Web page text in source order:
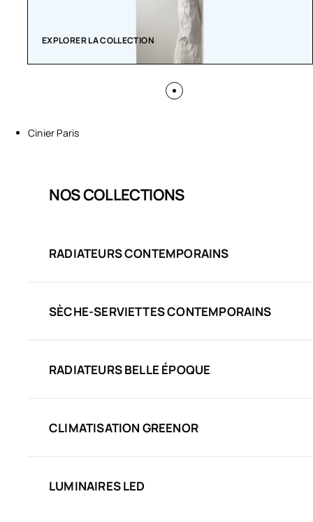
EXPLORER LA COLLECTION
Cinier Paris
NOS COLLECTIONS
RADIATEURS CONTEMPORAINS
SÈCHE-SERVIETTES CONTEMPORAINS
RADIATEURS BELLE ÉPOQUE
CLIMATISATION GREENOR
LUMINAIRES LED